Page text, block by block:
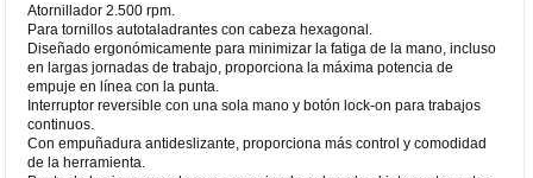
Atornillador 2.500 rpm.
Para tornillos autotaladrantes con cabeza hexagonal.
Diseñado ergonómicamente para minimizar la fatiga de la mano, incluso
en largas jornadas de trabajo, proporciona la máxima potencia de
empuje en línea con la punta.
Interruptor reversible con una sola mano y botón lock-on para trabajos
continuos.
Con empuñadura antideslizante, proporciona más control y comodidad
de la herramienta.